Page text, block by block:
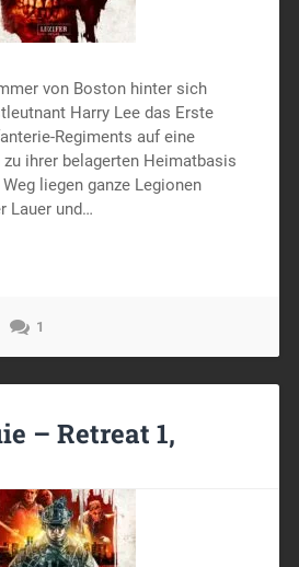
von Boston hinter sich
Harry Lee das Erste
Regiments auf eine
ihrer belagerten Heimatbasis
liegen ganze Legionen
Lauer und…
1
– Retreat 1,